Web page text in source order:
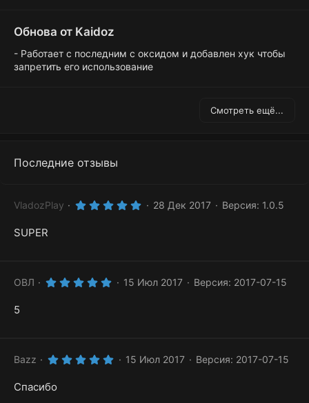
Обнова от Kaidoz
- Работает с последним с оксидом и добавлен хук чтобы
запретить его использование
Смотреть ещё...
Последние отзывы
VladozPlay
5
д
28 Дек 2017 Версия: 1.0.5
SUPER
ОВЛ
5
д
15 Июл 2017 Версия: 2017-07-15
5
Bazz
5 15 Июл 2017 Версия: 2017-07-15
Cпасибо